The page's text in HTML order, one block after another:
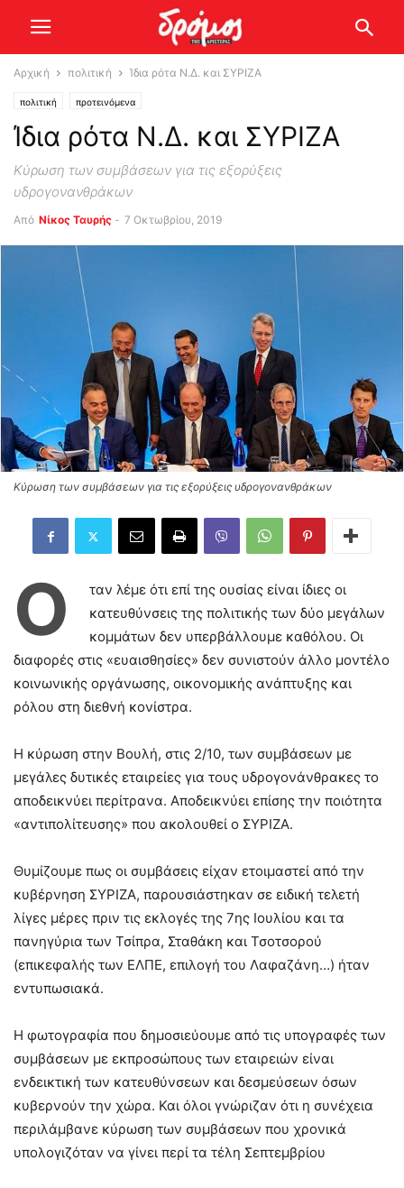
Αρχική πολιτική Ίδια ρότα Ν.Δ. και ΣΥΡΙΖΑ
πολιτική προτεινόμενα
Ίδια ρότα Ν.Δ. και ΣΥΡΙΖΑ
Κύρωση των συμβάσεων για τις εξορύξεις
υδρογονανθράκων
Από Νίκος Ταυρής - 7 Οκτωβρίου, 2019
Κύρωση των συμβάσεων για τις εξορύξεις υδρογονανθράκων
Ό
ταν λέμε ότι επί της ουσίας είναι ίδιες οι
κατευθύνσεις της πολιτικής των δύο μεγάλων
κομμάτων δεν υπερβάλλουμε καθόλου. Οι
διαφορές στις «ευαισθησίες» δεν συνιστούν άλλο μοντέλο
κοινωνικής οργάνωσης, οικονομικής ανάπτυξης και
ρόλου στη διεθνή κονίστρα.
Η κύρωση στην Βουλή, στις 2/10, των συμβάσεων με
μεγάλες δυτικές εταιρείες για τους υδρογονάνθρακες το
αποδεικνύει περίτρανα. Αποδεικνύει επίσης την ποιότητα
«αντιπολίτευσης» που ακολουθεί ο ΣΥΡΙΖΑ.
Θυμίζουμε πως οι συμβάσεις είχαν ετοιμαστεί από την
κυβέρνηση ΣΥΡΙΖΑ, παρουσιάστηκαν σε ειδική τελετή
λίγες μέρες πριν τις εκλογές της 7ης Ιουλίου και τα
πανηγύρια των Τσίπρα, Σταθάκη και Τσοτσορού
(επικεφαλής των ΕΛΠΕ, επιλογή του Λαφαζάνη…) ήταν
εντυπωσιακά.
Η φωτογραφία που δημοσιεύουμε από τις υπογραφές των
συμβάσεων με εκπροσώπους των εταιρειών είναι
ενδεικτική των κατευθύνσεων και δεσμεύσεων όσων
κυβερνούν την χώρα. Και όλοι γνώριζαν ότι η συνέχεια
περιλάμβανε κύρωση των συμβάσεων που χρονικά
υπολογιζόταν να γίνει περί τα τέλη Σεπτεμβρίου